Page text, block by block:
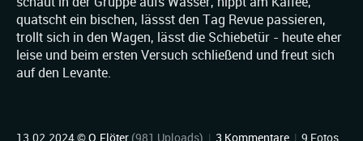
quatscht ein bischen, lässst den Tag Revue passieren,
trollt sich in den Wagen, lässt die Schiebetür - heute eher
leise und beim ersten Versuch schließend und freut sich
auf den Levante.
13.02.2024 ©O.Flöter (981 Uploads) | 3 Kommentare | 9 Fotos